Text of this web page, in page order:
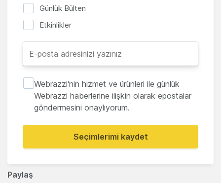
Paylaş
Günlük Bülten
Etkinlikler
Webrazzi'nin hizmet ve ürünleri ile günlük
Webrazzi haberlerine ilişkin olarak epostalar
göndermesini onaylıyorum.
Seçimlerimi kaydet